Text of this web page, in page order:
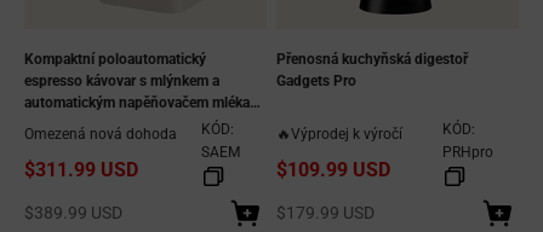
Kompaktní poloautomatický
espresso kávovar s mlýnkem a
automatickým napěňovačem mléka
pro malé kuchyně od Gadgets
Omezená nová dohoda
$311.99 USD
KÓD:
SAEM
Prodejní cena
$389.99 USD
Přenosná kuchyňská digestoř
Gadgets Pro
🔥Výprodej k výročí
$109.99 USD
KÓD:
PRHpro
Prodejní cena
$179.99 USD